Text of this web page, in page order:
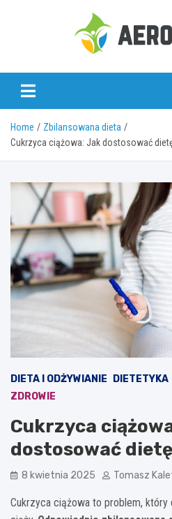
Home
Zbilansowana dieta
Cukrzyca ciążowa: Jak dostosować
DIETA I ODŻYWIANIE DIETETYKA
ZDROWIE
Cukrzyca
dostosować
8 kwietnia 2025 Tomasz
Cukrzyca ciążowa to problem,